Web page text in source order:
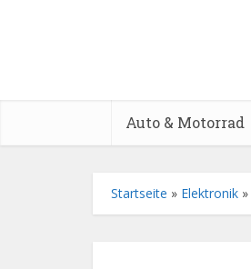
Auto & Motorrad
Startseite » Elektronik »